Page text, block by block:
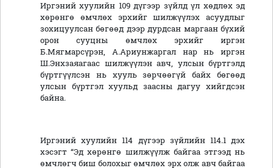
Иргэний хуулийн 109 дүгээр зүйлд үл хөдлөх эд
хөрөнгө өмчлөх эрхийг шилжүүлэх асуудлыг
зохицуулсан бөгөөд дээр дурдсан маргаан бүхий
орон сууцны өмчлөх эрхийг иргэн
Б.Мягмарсүрэн, А.Ариунжаргал нар нь иргэн
Ш.Энхзаяагаас шилжүүлэн авч, улсын бүртгэлд
бүртгүүлсэн нь хууль зөрчөөгүй байх бөгөөд
улсын бүртгэл хуульд заасны дагуу хийгдсэн
байна.
Иргэний хуулийн 114 дүгээр зүйлийн 114.1 дэх
хэсэгт “Эд хөрөнгө шилжүүлж байгаа этгээд нь
өмчлөгч биш болохыг өмчлөх эрх олж авч байгаа